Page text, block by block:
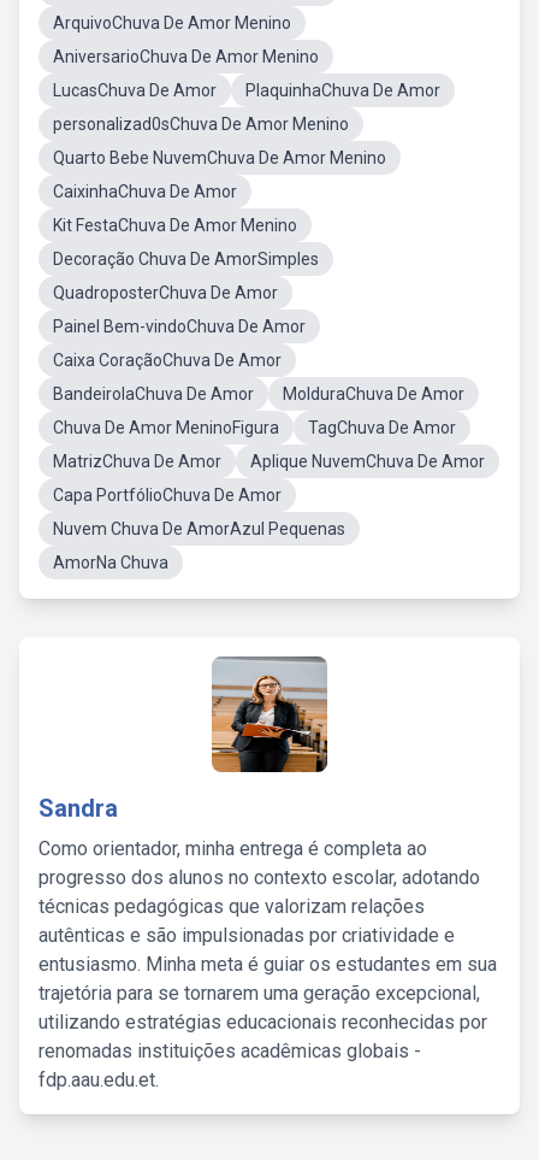
ArquivoChuva De Amor Menino
AniversarioChuva De Amor Menino
LucasChuva De Amor
PlaquinhaChuva De Amor
personalizad0sChuva De Amor Menino
Quarto Bebe NuvemChuva De Amor Menino
CaixinhaChuva De Amor
Kit FestaChuva De Amor Menino
Decoração Chuva De AmorSimples
QuadroposterChuva De Amor
Painel Bem-vindoChuva De Amor
Caixa CoraçãoChuva De Amor
BandeirolaChuva De Amor
MolduraChuva De Amor
Chuva De Amor MeninoFigura
TagChuva De Amor
MatrizChuva De Amor
Aplique NuvemChuva De Amor
Capa PortfólioChuva De Amor
Nuvem Chuva De AmorAzul Pequenas
AmorNa Chuva
Sandra
Como orientador, minha entrega é completa ao
progresso dos alunos no contexto escolar, adotando
técnicas pedagógicas que valorizam relações
autênticas e são impulsionadas por criatividade e
entusiasmo. Minha meta é guiar os estudantes em sua
trajetória para se tornarem uma geração excepcional,
utilizando estratégias educacionais reconhecidas por
renomadas instituições acadêmicas globais -
fdp.aau.edu.et.